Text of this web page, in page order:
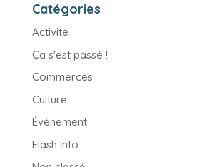
Catégories
Activité
Ça s'est passé !
Commerces
Culture
Évènement
Flash Info